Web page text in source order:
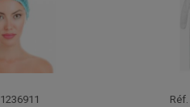
1236911 Réf.